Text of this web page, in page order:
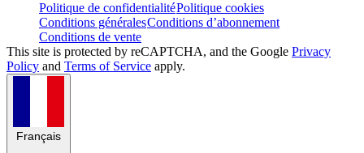
Politique de confidentialitéPolitique cookies
Conditions généralesConditions d’abonnement
Conditions de vente
This site is protected by reCAPTCHA, and the Google Privacy
Policy and Terms of Service apply.
Français